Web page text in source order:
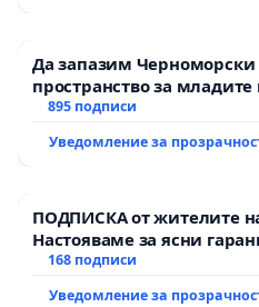
Да запазим
пространство за младите
895 подписи
Уведомление за
ПОДПИСКА от жителите
Настояваме за ясни
АД и от държавата, че ще
168 подписи
Уведомление за